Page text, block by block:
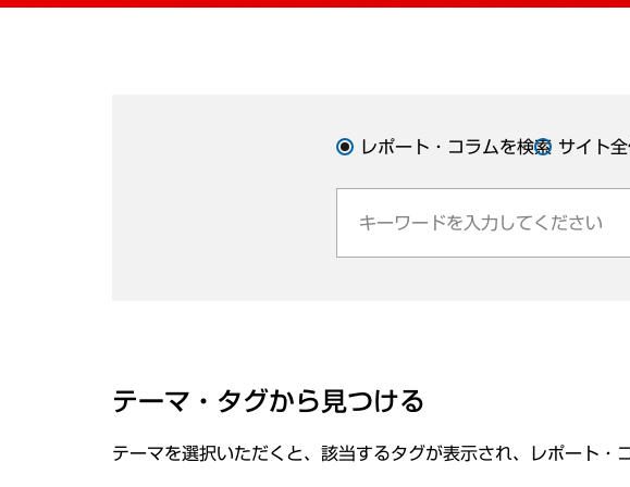
レポート・コラムを検索 サイト
テーマ・タグから見つける
テーマを選択いただくと、該当するタグが表示され、レポート・